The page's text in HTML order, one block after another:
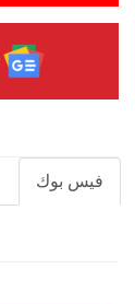
فيس بوك